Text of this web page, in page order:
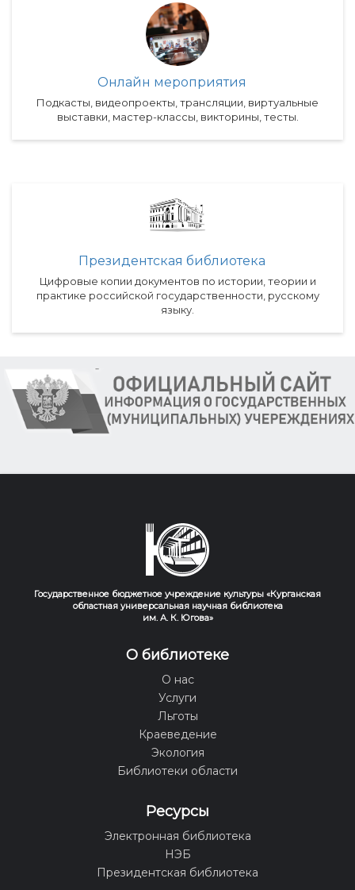
Онлайн мероприятия
Подкасты, видеопроекты, трансляции, виртуальные
выставки, мастер-классы, викторины, тесты.
Президентская библиотека
Цифровые копии документов по истории, теории и
практике российской государственности, русскому
языку.
Государственное бюджетное учреждение культуры «Курганская
областная универсальная научная библиотека
им. А. К. Югова»
О библиотеке
О нас
Услуги
Льготы
Краеведение
Экология
Библиотеки области
Ресурсы
Электронная библиотека
НЭБ
Президентская библиотека